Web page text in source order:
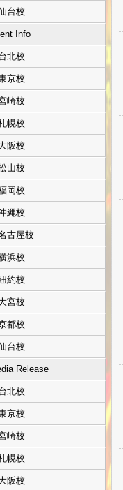
台校
Info
北校
京校
崎校
幌校
阪校
山校
岡校
繩校
古屋校
浜校
約校
宮校
都校
台校
Release
北校
京校
崎校
幌校
阪校